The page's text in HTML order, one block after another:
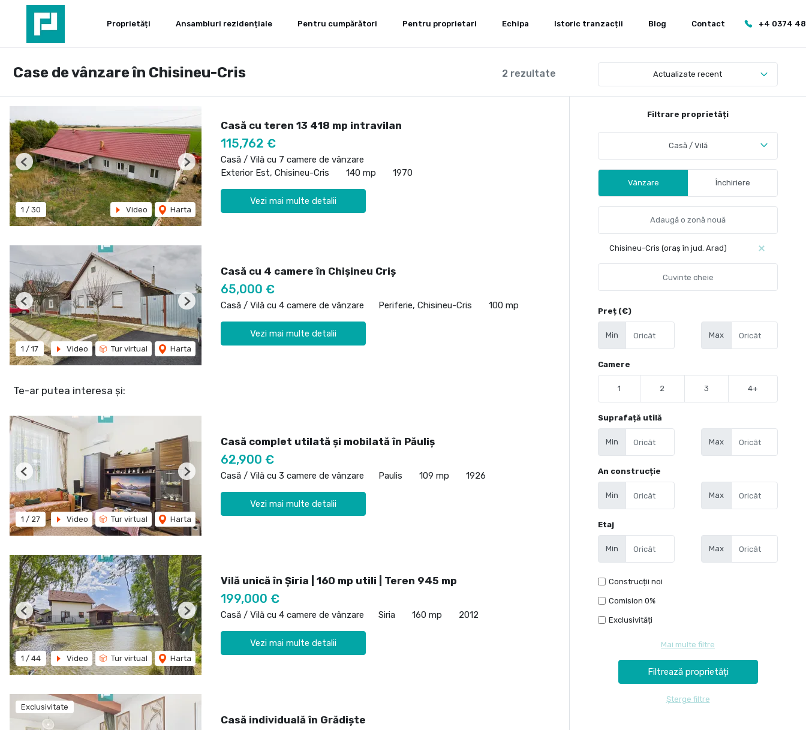
Proprietăți Ansambluri rezidențiale Pentru cumpărători Pentru proprietari Echipa Istoric tranzacții Blog Contact +4 0374
2 rezultate
Case de vânzare în Chisineu-Cris Actualizate recent
1 / 30 Video Harta
Previous Next
Casă cu teren 13 418 mp intravilan
115,762 €
Casă / Vilă cu 7 camere de vânzare
Exterior Est, Chisineu-Cris
140 mp 1970
Vezi mai multe detalii
1 / 17 Video Tur virtual Harta
Previous Next
Casă cu 4 camere în Chișineu Criș
65,000 €
Casă / Vilă cu 4 camere de vânzare Periferie, Chisineu-Cris 100 mp
Vezi mai multe detalii
Te-ar putea interesa și:
1 / 27 Video Tur virtual Harta
Previous Next
Casă complet utilată și mobilată în Păuliș
62,900 €
Casă / Vilă cu 3 camere de vânzare Paulis 109 mp 1926
Vezi mai multe detalii
1 / 44 Video Tur virtual Harta
Previous Next
Vilă unică în Șiria | 160 mp utili | Teren 945 mp
199,000 €
Casă / Vilă cu 4 camere de vânzare Siria 160 mp 2012
Vezi mai multe detalii
Exclusivitate
Casă individuală în Grădiște
Filtrare proprietăți
Casă / Vilă
Vânzare Închiriere
Chisineu-Cris (oraș în jud. Arad)
Preț (€)
Min Max
Camere
1 2 3 4+
Suprafață utilă
Min Max
An construcție
Min Max
Etaj
Min Max
Construcții noi
Comision 0%
Exclusivități
Mai multe filtre
Șterge filtre